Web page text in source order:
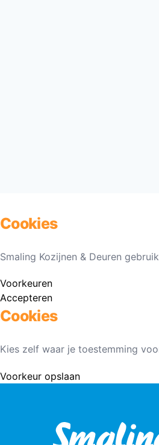
Cookies
Smaling Kozijnen & Deuren
Voorkeuren
Accepteren
Cookies
Kies zelf waar je toestemming
Voorkeur opslaan